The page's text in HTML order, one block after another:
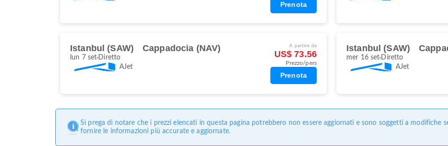
Prenota
Istanbul (SAW) Cappadocia (NAV)
lun 7 set Diretto
AJet
A partire da
US$ 73.56
Prezzo/pers
Prenota
Istanbul (SAW)
mer 16 set Diretto
AJet
Si prega di notare che i prezzi elencati in questa pagina potrebbero non essere aggiornati e sono soggetti a modifiche
fornire le informazioni più accurate e aggiornate.